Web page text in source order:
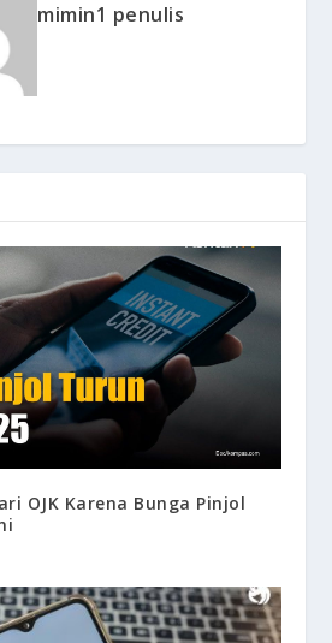
mimin1 penulis
OJK Karena Bunga Pinjol